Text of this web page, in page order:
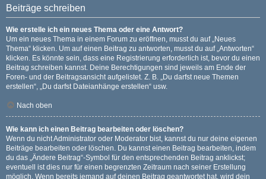
Beiträge schreiben
Wie erstelle ich ein neues Thema oder eine Antwort?
Um ein neues Thema in einem Forum zu eröffnen, musst du auf „Neues
Thema“ klicken. Um auf einen Beitrag zu antworten, musst du auf „Antworten“
klicken. Es könnte sein, dass eine Registrierung erforderlich ist, bevor du einen
Beitrag schreiben kannst. Deine Berechtigungen sind jeweils am Ende der
Foren- und der Beitragsansicht aufgelistet. Z. B. „Du darfst neue Themen
erstellen“, „Du darfst Dateianhänge erstellen“ usw.
Nach oben
Wie kann ich einen Beitrag bearbeiten oder löschen?
Wenn du nicht Administrator oder Moderator bist, kannst du nur deine eigenen
Beiträge bearbeiten oder löschen. Du kannst einen Beitrag bearbeiten, indem
du das „Ändere Beitrag“-Symbol für den entsprechenden Beitrag anklickst;
eventuell ist dies nur für einen begrenzten Zeitraum nach seiner Erstellung
möglich. Wenn bereits jemand auf deinen Beitrag geantwortet hat, wird dein